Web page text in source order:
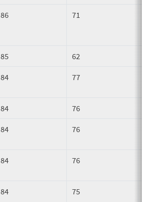
86 71
85 62
84 77
84 76
84 76
84 76
84 75